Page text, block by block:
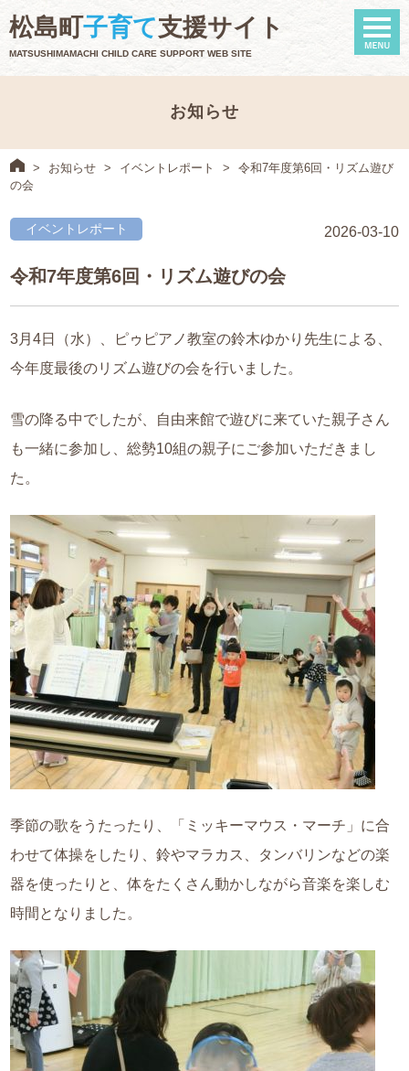
松島町子育て支援サイト
MATSUSHIMAMACHI CHILD CARE SUPPORT WEB SITE
お知らせ
> お知らせ > イベントレポート >
令和7年度第6回・リズム遊び
の会
2026-03-10
イベントレポート
令和7年度第6回・リズム遊びの会
3月4日（水）、ピゥピアノ教室の鈴木ゆかり先生による、
今年度最後のリズム遊びの会を行いました。
雪の降る中でしたが、自由来館で遊びに来ていた親子さん
も一緒に参加し、総勢10組の親子にご参加いただきまし
た。
季節の歌をうたったり、「ミッキーマウス・マーチ」に合
わせて体操をしたり、鈴やマラカス、タンバリンなどの楽
器を使ったりと、体をたくさん動かしながら音楽を楽しむ
時間となりました。